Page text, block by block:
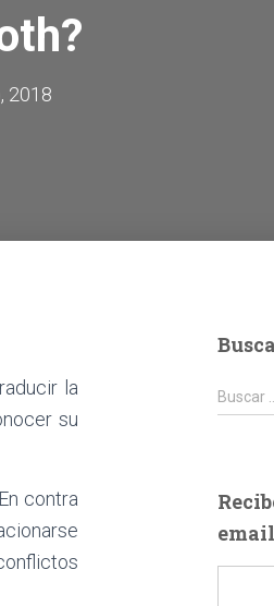
2018
la
su
contra
B
u
r
:
Buscar …
email